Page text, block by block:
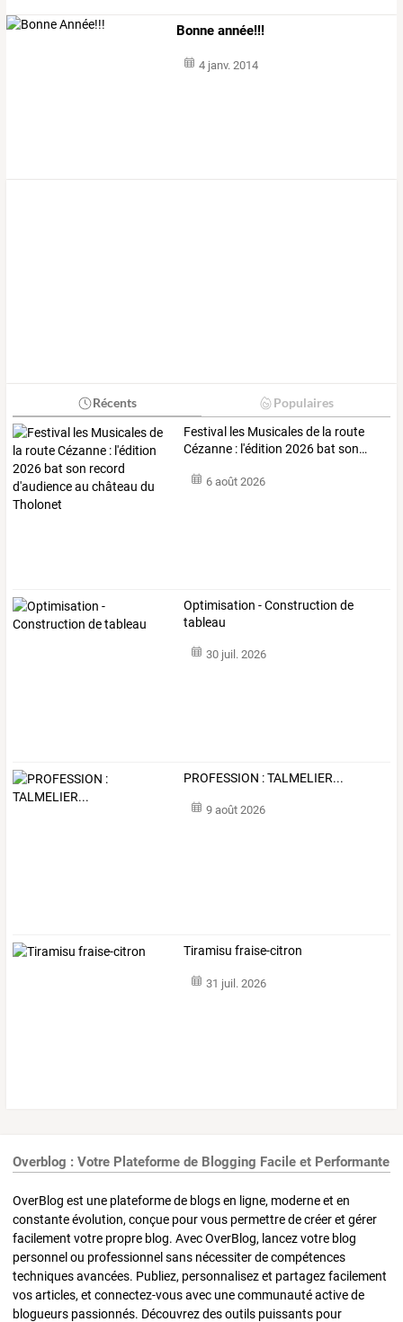
Bonne année!!!
4 janv. 2014
Récents Populaires
Festival les Musicalesde la route
Cézanne : l'édition 2026 bat son…
6 août 2026
Optimisation - Construction de
tableau
30 juil. 2026
PROFESSION : TALMELIER...
9 août 2026
Tiramisu fraise-citron
31 juil. 2026
Overblog : Votre Plateforme de Blogging Facile et Performante
OverBlog est une plateforme de blogs en ligne, moderne et en
constante évolution, conçue pour vous permettre de créer et gérer
facilement votre propre blog. Avec OverBlog, lancez votre blog
personnel ou professionnel sans nécessiter de compétences
techniques avancées. Publiez, personnalisez et partagez facilement
vos articles, et connectez-vous avec une communauté active de
blogueurs passionnés. Découvrez des outils puissants pour